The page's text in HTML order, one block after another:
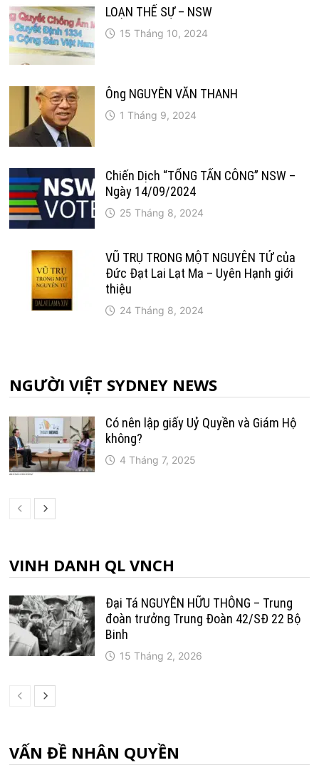
LOẠN THẾ SỰ – NSW
15 Tháng 10, 2024
Ông NGUYỄN VĂN THANH
1 Tháng 9, 2024
Chiến Dịch “TỔNG TẤN CÔNG” NSW –
Ngày 14/09/2024
25 Tháng 8, 2024
VŨ TRỤ TRONG MỘT NGUYÊN TỬ của
Đức Đạt Lai Lạt Ma – Uyên Hạnh giới
thiệu
24 Tháng 8, 2024
NGƯỜI VIỆT SYDNEY NEWS
Có nên lập giấy Uỷ Quyền và Giám Hộ
không?
4 Tháng 7, 2025
VINH DANH QL VNCH
Đại Tá NGUYỄN HỮU THÔNG – Trung
đoàn trưởng Trung Ðoàn 42/SÐ 22 Bộ
Binh
15 Tháng 2, 2026
VẤN ĐỀ NHÂN QUYỀN